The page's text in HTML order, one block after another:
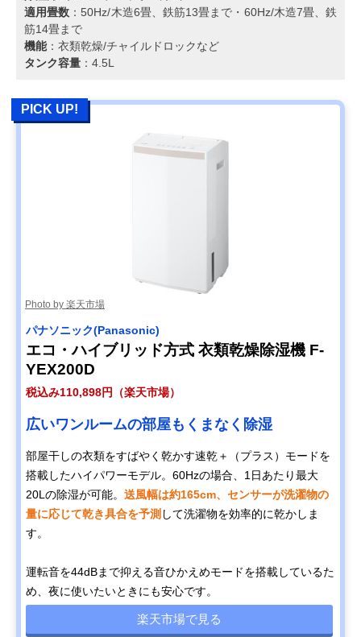
適用畳数 ：50Hz/木造6畳、鉄筋13畳まで・60Hz/木造7畳、鉄
筋14畳まで
機能：衣類乾燥/チャイルドロックなど
タンク容量 ：4.5L
PICK UP!
Photo by 楽天市場
パナソニック(Panasonic)
エコ・ハイブリッド方式 衣類乾燥除湿機 F-
YEX200D
税込み110,898円（楽天市場）
広いワンルームの部屋もくまなく除湿
部屋干しの衣類をすばやく乾かす速乾＋（プラス）モードを
搭載したハイパワーモデル。60Hzの場合、1日あたり最大
20Lの除湿が可能。 送風幅は約165cm、センサーが洗濯物の
量に応じて乾き具合を予測 して洗濯物を効率的に乾かしま
す。
運転音を44dBまで抑える音ひかえめモードを搭載しているた
め、夜に使いたいときにも安心です。
楽天市場で見る